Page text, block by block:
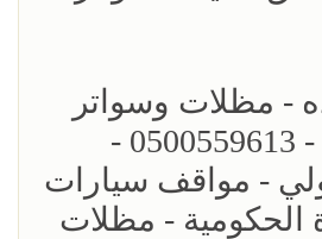
- مظلات وسواتر
الاختيار الاول - 0500559613 -
- مواقف سيارات
الحكومية - مظلات